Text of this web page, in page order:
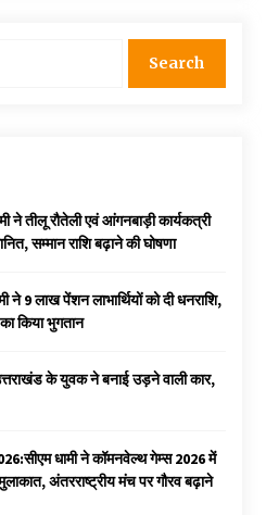
तीलू रौतेली एवं आंगनबाड़ी कार्यकत्री
सम्मान राशि बढ़ाने की घोषणा
लाख पेंशन लाभार्थियों को दी धनराशि, ₹
किया भुगतान
के युवक ने बनाई उड़ने वाली कार,
धामी ने कॉमनवेल्थ गेम्स 2026 में
अंतरराष्ट्रीय मंच पर गौरव बढ़ाने